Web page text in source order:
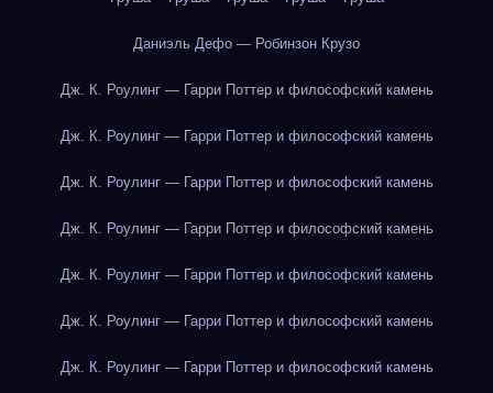
Даниэль Дефо — Робинзон Крузо
Дж. К. Роулинг — Гарри Поттер и философский камень
Дж. К. Роулинг — Гарри Поттер и философский камень
Дж. К. Роулинг — Гарри Поттер и философский камень
Дж. К. Роулинг — Гарри Поттер и философский камень
Дж. К. Роулинг — Гарри Поттер и философский камень
Дж. К. Роулинг — Гарри Поттер и философский камень
Дж. К. Роулинг — Гарри Поттер и философский камень